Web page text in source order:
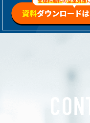
※音声ガイダ
【受付時間】